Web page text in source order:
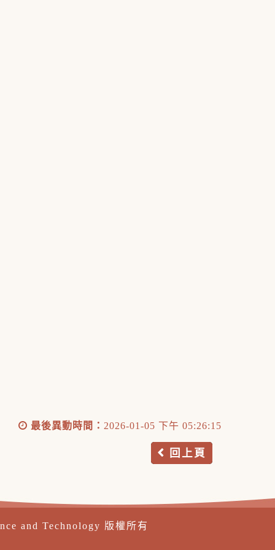
最後異動時間： 2026-01-05 下午 05:26:15
回上頁
and Technology 版權所有